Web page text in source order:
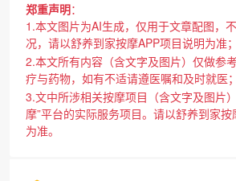
郑重声明：
1.本文图片为AI生成，仅用于文章配图，
况，请以舒养到家按摩APP项目说明为准；
2.本文所有内容（含文字及图片）仅做参
疗与药物，如有不适请遵医嘱和及时就医；
3.文中所涉相关按摩项目（含文字及图片
摩”平台的实际服务项目。请以舒养到家
为准。